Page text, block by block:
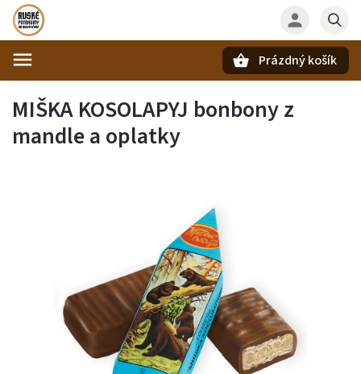
Prázdný košík
MIŠKA KOSOLAPYJ bonbony z
mandle a oplatky